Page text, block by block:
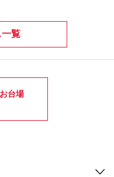
一覧
台場